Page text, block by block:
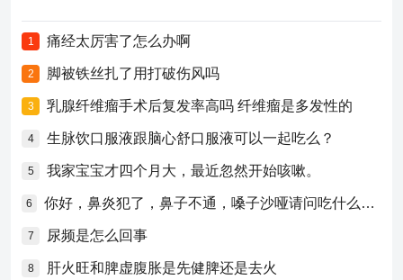
1 痛经太厉害了怎么办啊
2 脚被铁丝扎了用打破伤风吗
3 乳腺纤维瘤手术后复发率高吗 纤维瘤是多发性的
4 生脉饮口服液跟脑心舒口服液可以一起吃么？
5 我家宝宝才四个月大，最近忽然开始咳嗽。
6 你好，鼻炎犯了，鼻子不通，嗓子沙哑请问吃什么药比较好？
7 尿频是怎么回事
8 肝火旺和脾虚腹胀是先健脾还是去火